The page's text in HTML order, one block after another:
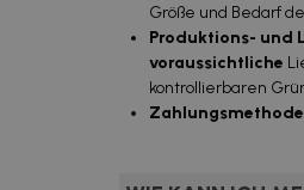
Größe und Bedarf
Produktions- und
voraussichtliche
kontrollierbaren
Zahlungsmethode